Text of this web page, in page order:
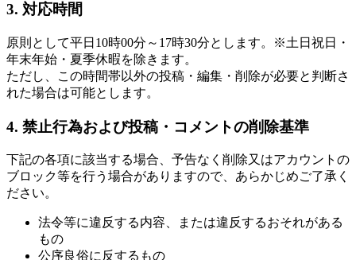
3. 対応時間
原則として平日10時00分～17時30分とします。※土日祝日・
年末年始・夏季休暇を除きます。
ただし、この時間帯以外の投稿・編集・削除が必要と判断さ
れた場合は可能とします。
4. 禁止行為および投稿・コメントの削除基準
下記の各項に該当する場合、予告なく削除又はアカウントの
ブロック等を行う場合がありますので、あらかじめご了承く
ださい。
法令等に違反する内容、または違反するおそれがある
もの
公序良俗に反するもの